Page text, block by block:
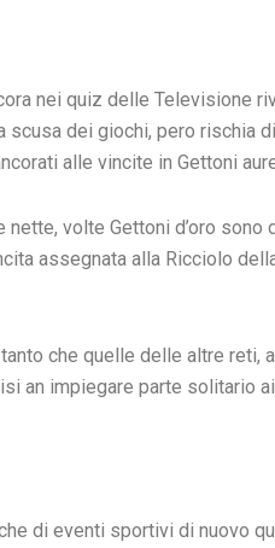
nei quiz delle Televisione
dei giochi, pero rischia
alle vincite in Gettoni
volte Gettoni d’oro
assegnata alla Ricciolo
che quelle delle altre reti,
an impiegare parte solitario
di eventi sportivi di nuovo